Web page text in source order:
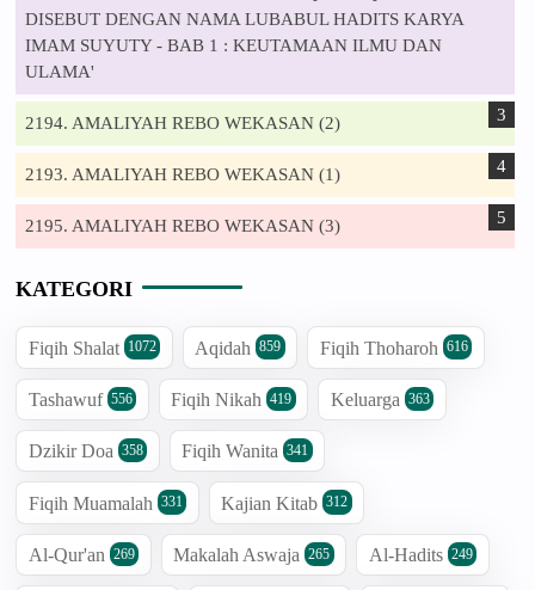
DISEBUT DENGAN NAMA LUBABUL HADITS KARYA
IMAM SUYUTY - BAB 1 : KEUTAMAAN ILMU DAN
ULAMA'
2194. AMALIYAH REBO WEKASAN (2)
2193. AMALIYAH REBO WEKASAN (1)
2195. AMALIYAH REBO WEKASAN (3)
KATEGORI
Fiqih Shalat 1072 Aqidah 859 Fiqih Thoharoh 616
Tashawuf 556 Fiqih Nikah 419 Keluarga 363
Dzikir Doa 358 Fiqih Wanita 341
Fiqih Muamalah 331 Kajian Kitab 312
Al-Qur'an 269 Makalah Aswaja 265 Al-Hadits 249